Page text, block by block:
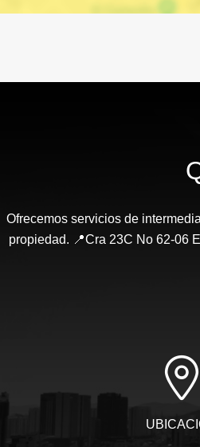
Ofrecemos servicios de
propiedad. 📍Cra 23C No 62-06